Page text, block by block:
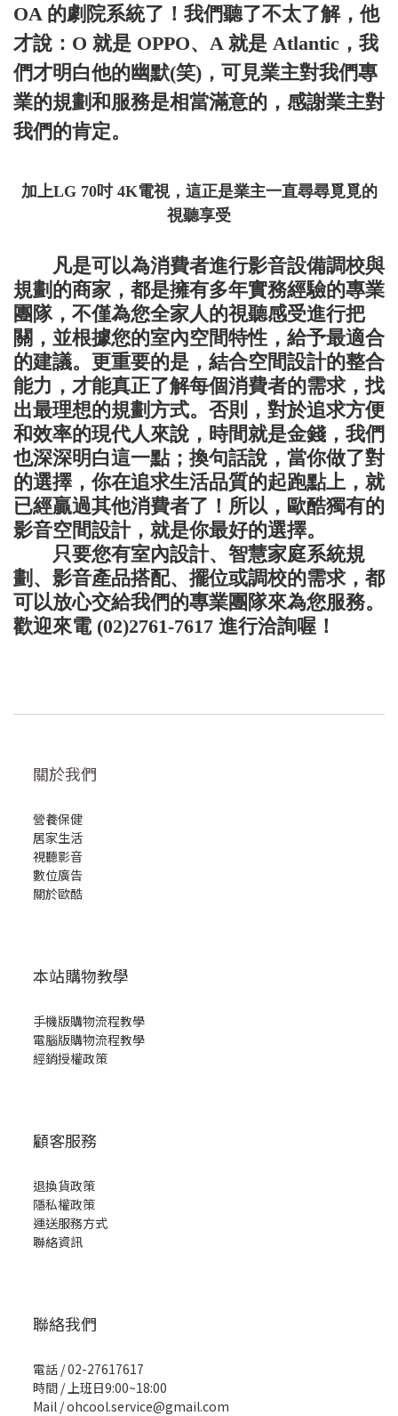
OA 的劇院系統了！我們聽了不太了解，他
才說：O 就是 OPPO、A 就是 Atlantic，我
們才明白他的幽默(笑)，可見業主對我們專
業的規劃和服務是相當滿意的，感謝業主對
我們的肯定。
加上LG 70吋 4K電視，這正是業主一直尋尋覓覓的
視聽享受
凡是可以為消費者進行影音設備調校與
規劃的商家，都是擁有多年實務經驗的專業
團隊，不僅為您全家人的視聽感受進行把
關，並根據您的室內空間特性，給予最適合
的建議。更重要的是，結合空間設計的整合
能力，才能真正了解每個消費者的需求，找
出最理想的規劃方式。否則，對於追求方便
和效率的現代人來說，時間就是金錢，我們
也深深明白這一點；換句話說，當你做了對
的選擇，你在追求生活品質的起跑點上，就
已經贏過其他消費者了！所以，歐酷獨有的
影音空間設計，就是你最好的選擇。
只要您有室內設計、智慧家庭系統規
劃、影音產品搭配、擺位或調校的需求，都
可以放心交給我們的專業團隊來為您服務。
歡迎來電 (02)2761-7617 進行洽詢喔！
關於我們
營養保健
居家生活
視聽影音
數位廣告
關於歐酷
本站購物教學
手機版購物流程教學
電腦版購物流程教學
經銷授權政策
顧客服務
退換貨政策
隱私權政策
運送服務方式
聯絡資訊
聯絡我們
電話 / 02-27617617
時間 / 上班日9:00~18:00
Mail / ohcool.service@gmail.com